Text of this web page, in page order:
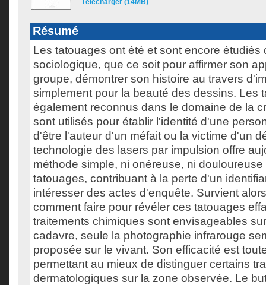
Télécharger (14MB)
Résumé
Les tatouages ont été et sont encore étudiés
sociologique, que ce soit pour affirmer son
groupe, démontrer son histoire au travers
simplement pour la beauté des dessins. Les
également reconnus dans le domaine de la
sont utilisés pour établir l'identité d'une
d'être l'auteur d'un méfait ou la victime d'un
technologie des lasers par impulsion offre
méthode simple, ni onéreuse, ni
tatouages, contribuant à la perte d'un
intéresser des actes d'enquête. Survient
comment faire pour révéler ces tatouages
traitements chimiques sont envisageables
cadavre, seule la photographie infrarouge
proposée sur le vivant. Son efficacité est
permettant au mieux de distinguer certains
dermatologiques sur la zone observée. Le